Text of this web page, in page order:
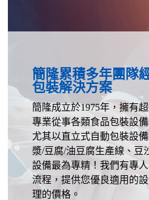
簡隆累積多年團隊
包裝解決方案
簡隆成立於1975年，擁有
專業從事各類食品包裝設
尤其以直立式自動包裝設
漿/豆腐/油豆腐生產線、豆
設備最為專精！我們有專
流程，提供您優良適用的
理的價格。